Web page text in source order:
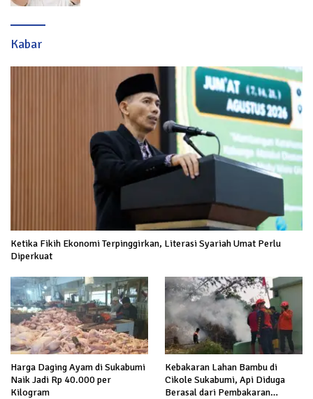
Kabar
Ketika Fikih Ekonomi Terpinggirkan, Literasi Syariah Umat Perlu
Diperkuat
Harga Daging Ayam di Sukabumi
Naik Jadi Rp 40.000 per
Kilogram
Kebakaran Lahan Bambu di
Cikole Sukabumi, Api Diduga
Berasal dari Pembakaran